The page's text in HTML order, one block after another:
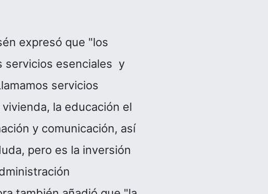
expresó que "los
servicios esenciales y
servicios
la educación el
y comunicación, así
pero es la inversión